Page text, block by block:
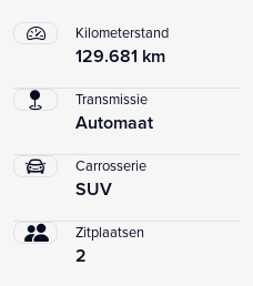
Kilometerstand
129.681 km
Transmissie
Automaat
Carrosserie
SUV
Zitplaatsen
2